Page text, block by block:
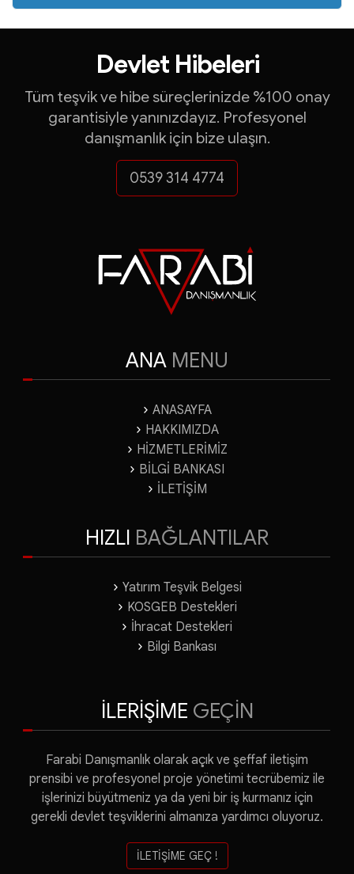
İhracat Destekleri
Devlet Hibeleri
Turquality
KOSGEB Destekleri
ve çok daha fazlası...
FARABİ
Tüm teşvik ve hibe süreçlerinizde %100 onay
garantisiyle yanınızdayız. Profesyonel
danışmanlık için bize ulaşın.
0539 314 4774
ANA MENU
ANASAYFA
HAKKIMIZDA
HİZMETLERİMİZ
BİLGİ BANKASI
İLETİŞİM
HIZLI BAĞLANTILAR
Yatırım Teşvik Belgesi
KOSGEB Destekleri
İhracat Destekleri
Bilgi Bankası
İLERİŞİME GEÇİN
Farabi Danışmanlık olarak açık ve şeffaf iletişim
prensibi ve profesyonel proje yönetimi tecrübemiz ile
işlerinizi büyütmeniz ya da yeni bir iş kurmanız için
gerekli devlet teşviklerini almanıza yardımcı oluyoruz.
İLETİŞİME GEÇ !